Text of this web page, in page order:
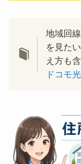
地域回
を見た
え方も
ドコモ